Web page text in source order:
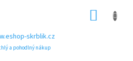
skrblik.cz
a pohodlný nákup